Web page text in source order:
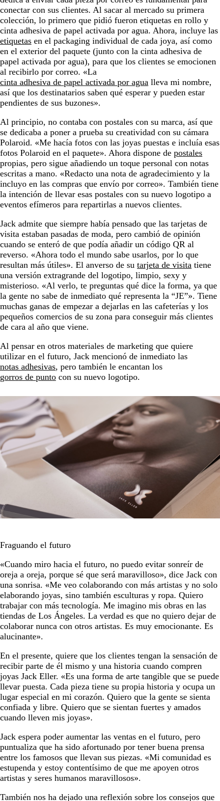
conectar con sus clientes. Al sacar al mercado su primera
colección, lo primero que pidió fueron etiquetas en rollo y
cinta adhesiva de papel activada por agua. Ahora, incluye las
etiquetas en el packaging individual de cada joya, así como
en el exterior del paquete (junto con la cinta adhesiva de
papel activada por agua), para que los clientes se emocionen
al recibirlo por correo. «La
cinta adhesiva de papel activada por agua lleva mi nombre,
así que los destinatarios saben qué esperar y pueden estar
pendientes de sus buzones».
Al principio, no contaba con postales con su marca, así que
se dedicaba a poner a prueba su creatividad con su cámara
Polaroid. «Me hacía fotos con las joyas puestas e incluía esas
fotos Polaroid en el paquete». Ahora dispone de postales
propias, pero sigue añadiendo un toque personal con notas
escritas a mano. «Redacto una nota de agradecimiento y la
incluyo en las compras que envío por correo». También tiene
la intención de llevar esas postales con su nuevo logotipo a
eventos efímeros para repartirlas a nuevos clientes.
Jack admite que siempre había pensado que las tarjetas de
visita estaban pasadas de moda, pero cambió de opinión
cuando se enteró de que podía añadir un código QR al
reverso. «Ahora todo el mundo sabe usarlos, por lo que
resultan más útiles». El anverso de su tarjeta de visita tiene
una versión extragrande del logotipo, limpio, sexy y
misterioso. «Al verlo, te preguntas qué dice la forma, ya que
la gente no sabe de inmediato qué representa la “JE”». Tiene
muchas ganas de empezar a dejarlas en las cafeterías y los
pequeños comercios de su zona para conseguir más clientes
de cara al año que viene.
Al pensar en otros materiales de marketing que quiere
utilizar en el futuro, Jack mencionó de inmediato las
notas adhesivas, pero también le encantan los
gorros de punto con su nuevo logotipo.
Fraguando el futuro
«Cuando miro hacia el futuro, no puedo evitar sonreír de
oreja a oreja, porque sé que será maravilloso», dice Jack con
una sonrisa. «Me veo colaborando con más artistas y no solo
elaborando joyas, sino también esculturas y ropa. Quiero
trabajar con más tecnología. Me imagino mis obras en las
tiendas de Los Ángeles. La verdad es que no quiero dejar de
colaborar nunca con otros artistas. Es muy emocionante. Es
alucinante».
En el presente, quiere que los clientes tengan la sensación de
recibir parte de él mismo y una historia cuando compren
joyas Jack Eller. «Es una forma de arte tangible que se puede
llevar puesta. Cada pieza tiene su propia historia y ocupa un
lugar especial en mi corazón. Quiero que la gente se sienta
confiada y libre. Quiero que se sientan fuertes y amados
cuando lleven mis joyas».
Jack espera poder aumentar las ventas en el futuro, pero
puntualiza que ha sido afortunado por tener buena prensa
entre los famosos que llevan sus piezas. «Mi comunidad es
estupenda y estoy contentísimo de que me apoyen otros
artistas y seres humanos maravillosos».
También nos ha dejado una reflexión sobre los consejos que